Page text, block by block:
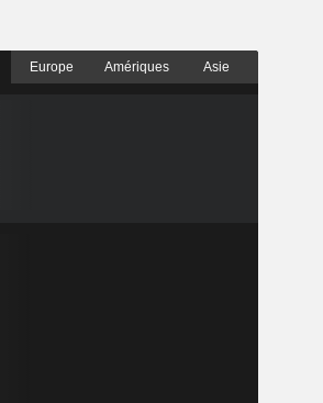
Europe Amériques Asie